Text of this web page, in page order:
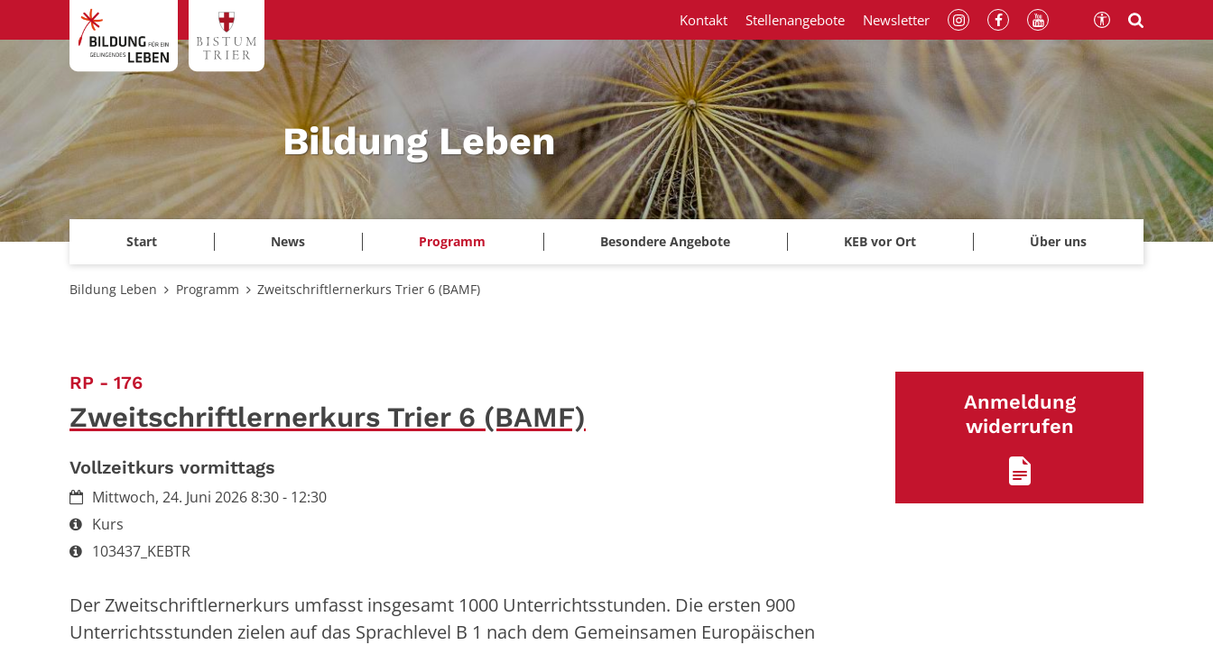
Zum Inhalt springen
Bildung Leben
Start News Programm Besondere Angebote KEB vor Ort Über uns
Kontakt Stellenangebote Newsletter
Bildung Leben Programm Zweitschriftlernerkurs Trier 6 (BAMF)
RP - 176:
Zweitschriftlernerkurs Trier 6 (BAMF)
Vollzeitkurs vormittags
Datum:Mittwoch, 24. Juni 2026 8:30 - 12:30
Art bzw. Nummer:
Kurs
Art bzw. Nummer:
103437_KEBTR
Der Zweitschriftlernerkurs umfasst insgesamt 1000 Unterrichtsstunden. Die ersten 900
Unterrichtsstunden zielen auf das Sprachlevel B 1 nach dem Gemeinsamen Europäischen
Anmeldung
widerrufen